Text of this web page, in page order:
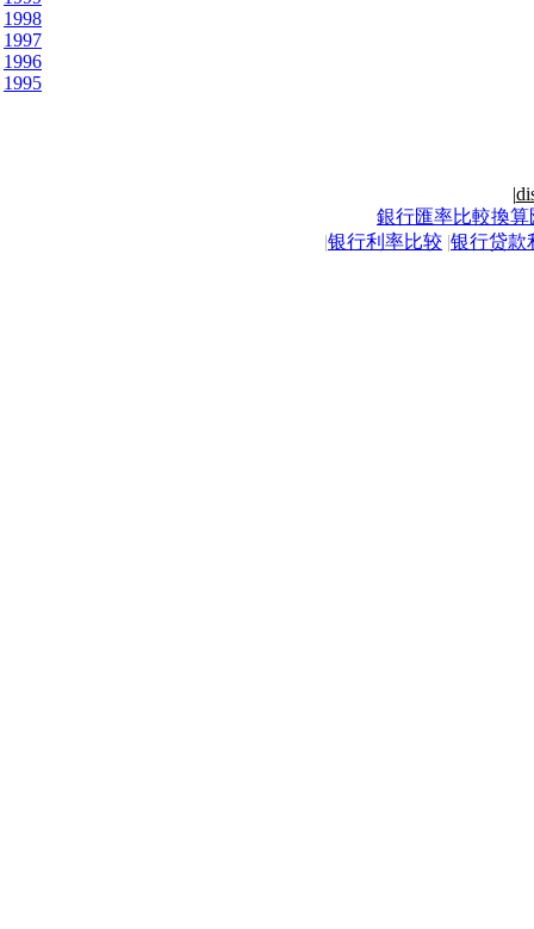
1998
1997
1996
1995
|
銀行匯率比較換算
|银行利率比较 |银行贷款